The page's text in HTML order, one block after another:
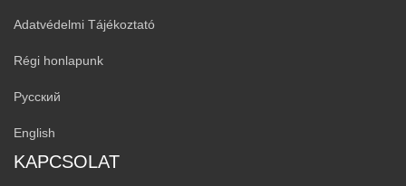
Adatvédelmi Tájékoztató
Régi honlapunk
Русский
English
KAPCSOLAT